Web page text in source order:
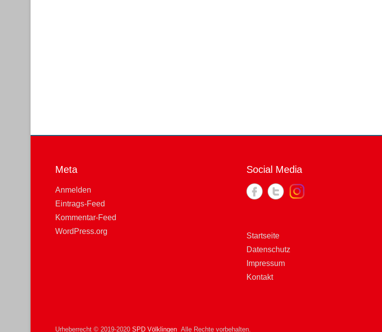
Meta
Anmelden
Eintrags-Feed
Kommentar-Feed
WordPress.org
Social Media
Startseite
Datenschutz
Impressum
Kontakt
Urheberrecht © 2019-2020 SPD Völklingen Alle Rechte vorbehalten.